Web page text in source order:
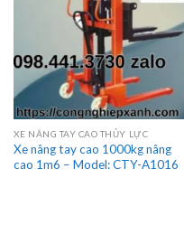
XE NÂNG TAY CAO THỦY LỰC
Xe nâng tay cao 1000kg nâng
cao 1m6 – Model: CTY-A1016